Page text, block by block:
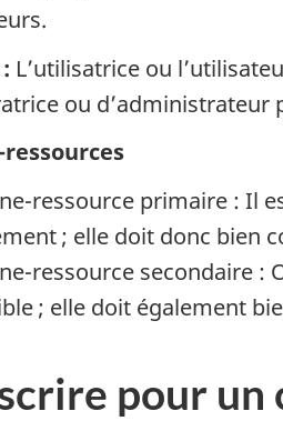
L’utilisatrice ou
ou d’administrateur
ressource primaire : Il
; elle doit donc bien
ressource secondaire :
; elle doit également
pour